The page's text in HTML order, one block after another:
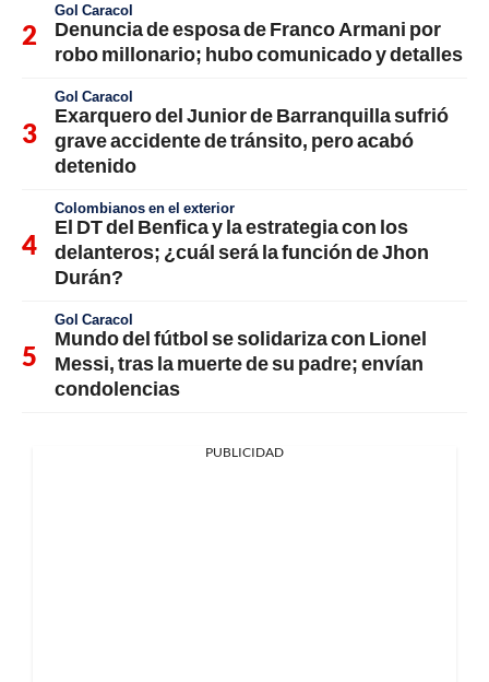
Gol Caracol
Denuncia de esposa de Franco Armani por
robo millonario; hubo comunicado y detalles
Gol Caracol
Exarquero del Junior de Barranquilla sufrió
grave accidente de tránsito, pero acabó
detenido
Colombianos en el exterior
El DT del Benfica y la estrategia con los
delanteros; ¿cuál será la función de Jhon
Durán?
Gol Caracol
Mundo del fútbol se solidariza con Lionel
Messi, tras la muerte de su padre; envían
condolencias
PUBLICIDAD